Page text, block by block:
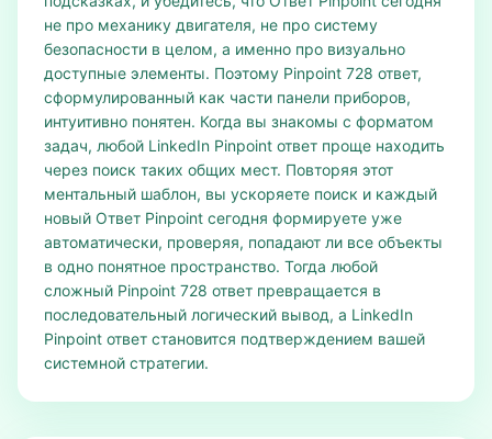
не про механику двигателя, не про систему
безопасности в целом, а именно про визуально
доступные элементы. Поэтому Pinpoint 728 ответ,
сформулированный как части панели приборов,
интуитивно понятен. Когда вы знакомы с форматом
задач, любой LinkedIn Pinpoint ответ проще находить
через поиск таких общих мест. Повторяя этот
ментальный шаблон, вы ускоряете поиск и каждый
новый Ответ Pinpoint сегодня формируете уже
автоматически, проверяя, попадают ли все объекты
в одно понятное пространство. Тогда любой
сложный Pinpoint 728 ответ превращается в
последовательный логический вывод, а LinkedIn
Pinpoint ответ становится подтверждением вашей
системной стратегии.